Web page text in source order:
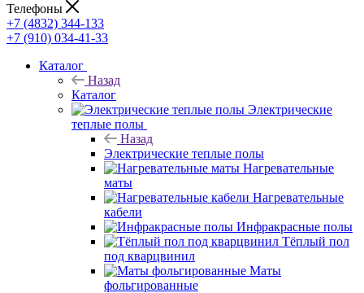
Телефоны
+7 (4832) 344-133
+7 (910) 034-41-33
Каталог
Назад
Каталог
Электрические
теплые полы
Назад
Электрические теплые полы
Нагревательные
маты
Нагревательные
кабели
Инфракрасные полы
Тёплый пол
под кварцвинил
Маты
фольгированные